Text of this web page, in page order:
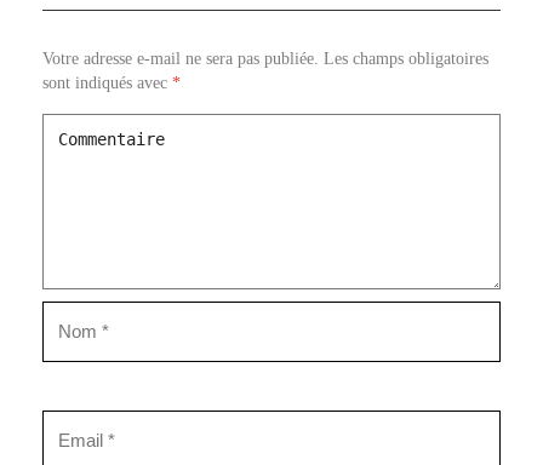
Votre adresse e-mail ne sera pas publiée. Les champs obligatoires
sont indiqués avec *